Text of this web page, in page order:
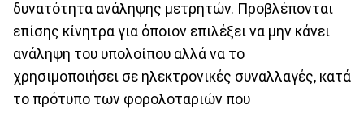
δυνατότητα ανάληψης μετρητών. Προβλέπονται
επίσης κίνητρα για όποιον επιλέξει να μην κάνει
ανάληψη του υπολοίπου αλλά να το
χρησιμοποιήσει σε ηλεκτρονικές συναλλαγές, κατά
το πρότυπο των φορολοταριών που